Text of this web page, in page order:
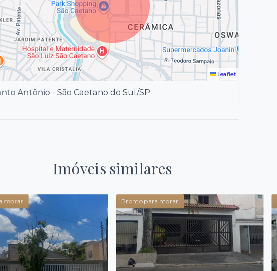
Leaflet
Antônio - São Caetano do Sul/SP
Imóveis similares
morar Pronto para morar